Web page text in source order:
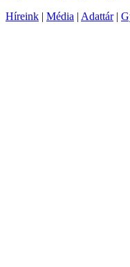
Híreink | Média | Adattár|